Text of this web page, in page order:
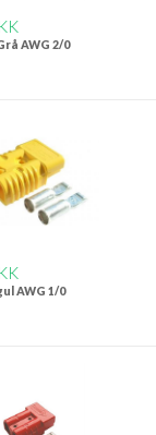
AWG 2/0
AWG 1/0